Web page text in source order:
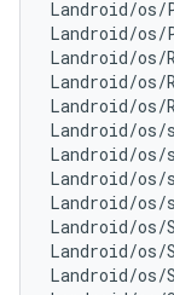
Landroid/os/
Landroid/
Landroid/
Landroid/
Landroid/
Landroid/
Landroid/
Landroid/
Landroid/os/
Landroid/
Landroid/
Landroid/